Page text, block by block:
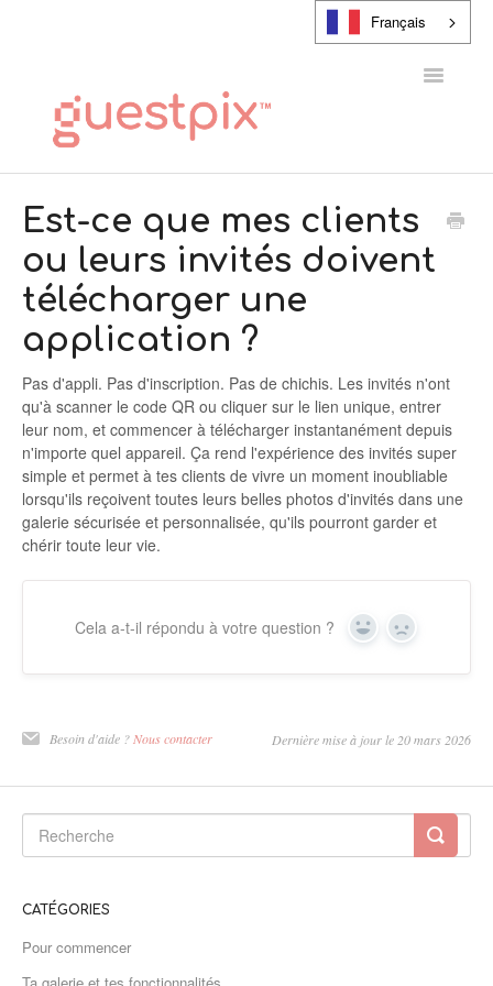
Français
Toggle
CONTACT
Est-ce que mes clients
ou leurs invités doivent
télécharger une
application ?
Pas d'appli. Pas d'inscription. Pas de chichis. Les invités n'ont
qu'à scanner le code QR ou cliquer sur le lien unique, entrer
leur nom, et commencer à télécharger instantanément depuis
n'importe quel appareil. Ça rend l'expérience des invités super
simple et permet à tes clients de vivre un moment inoubliable
lorsqu'ils reçoivent toutes leurs belles photos d'invités dans une
galerie sécurisée et personnalisée, qu'ils pourront garder et
chérir toute leur vie.
Cela a-t-il répondu à votre question ? Oui Non
Besoin d'aide ?Nous contacter Dernière mise à jour le 20 mars 2026
CATÉGORIES
Pour commencer